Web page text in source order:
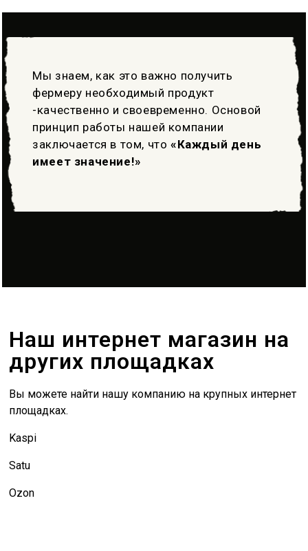
Мы знаем, как это важно получить
фермеру необходимый продукт
-качественно и своевременно. Основой
принцип работы нашей компании
заключается в том, что «Каждый день
имеет значение!»
Наш интернет магазин на
других площадках
Вы можете найти нашу компанию на крупных интернет
площадках.
Kaspi
Satu
Ozon